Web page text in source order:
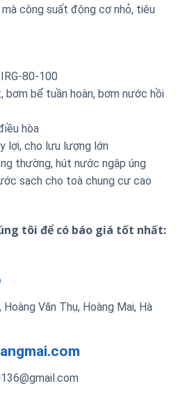
công suất động cơ nhỏ, tiêu
80-100
bơm bể tuần hoàn, bơm nước hồi
hòa
lợi, cho lưu lượng lớn
thường, hút nước ngập úng
sạch cho toà chung cư cao
tôi để có báo giá tốt nhất:
Văn Thụ, Hoàng Mai, Hà